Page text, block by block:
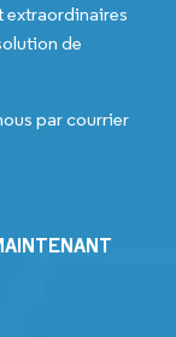
extraordinaires
de
par courrier